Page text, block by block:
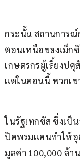
กระนั้น สถานการณ์
ตอนเหนือของเม็ก
เกษตรกรผู้เลี้ยงปศุ
แต่ในตอนนี้ พวกเข
ในรัฐเทกซัส ซึ่งเป็
ปิดพรมแดนทำให้อุ
มูลค่า 100,000 ล้า